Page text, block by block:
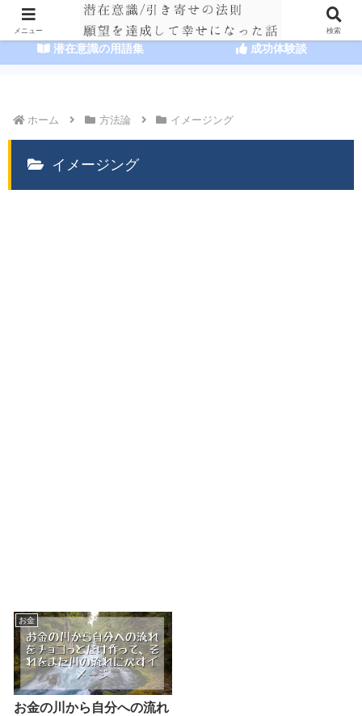
HOME 潜在意識の達人まとめ
潜在意識の用語集 成功体験談
ホーム 方法論 イメージング
イメージング
お金
お金の川から自分への流れ
メニュー 検索